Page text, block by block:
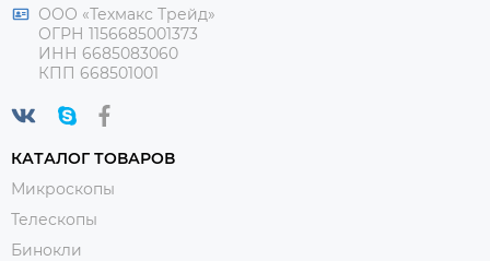
ООО «Техмакс Трейд»
ОГРН 1156685001373
ИНН 6685083060
КПП 668501001
КАТАЛОГ ТОВАРОВ
Микроскопы
Телескопы
Бинокли